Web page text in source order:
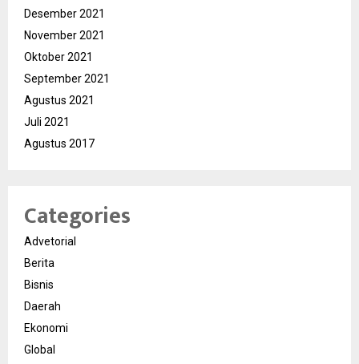
Desember 2021
November 2021
Oktober 2021
September 2021
Agustus 2021
Juli 2021
Agustus 2017
Categories
Advetorial
Berita
Bisnis
Daerah
Ekonomi
Global